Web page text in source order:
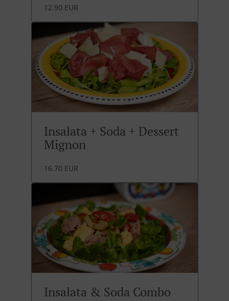
12.90 EUR
Insalata + Soda + Dessert
Mignon
16.70 EUR
Insalata & Soda Combo